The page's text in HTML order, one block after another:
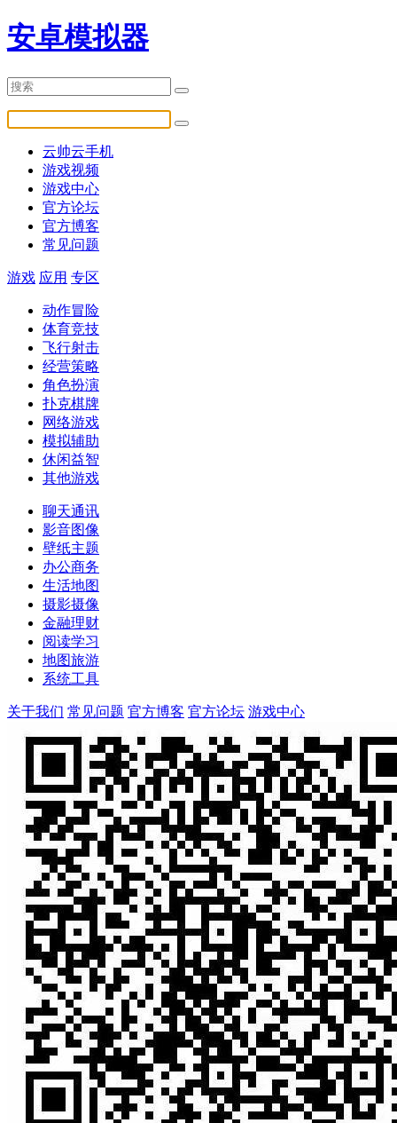
安卓模拟器
云帅云手机
游戏视频
游戏中心
官方论坛
官方博客
常见问题
游戏 应用 专区
动作冒险
体育竞技
飞行射击
经营策略
角色扮演
扑克棋牌
网络游戏
模拟辅助
休闲益智
其他游戏
聊天通讯
影音图像
壁纸主题
办公商务
生活地图
摄影摄像
金融理财
阅读学习
地图旅游
系统工具
关于我们 常见问题 官方博客 官方论坛 游戏中心